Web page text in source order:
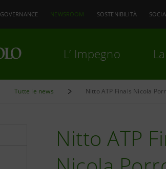
GOVERNANCE NEWSROOM SOSTENIBILITÀ
L’ Impegno
Tutte le news Nitto ATP Finals Nicola
Nitto ATP